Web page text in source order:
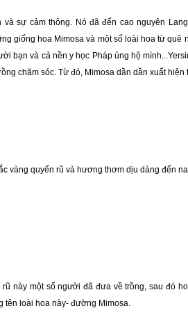
sự cảm thông. Nó đã đến cao nguyên
giống hoa Mimosa và một số loài hoa từ quê
bạn và cả nền y học Pháp ủng hộ
chăm sóc. Từ đó, Mimosa dần dần xuất hiện
vàng quyến rũ và hương thơm dịu dàng đến
này một số người đã đưa về trồng, sau đó
tên loài hoa này- đường Mimosa.